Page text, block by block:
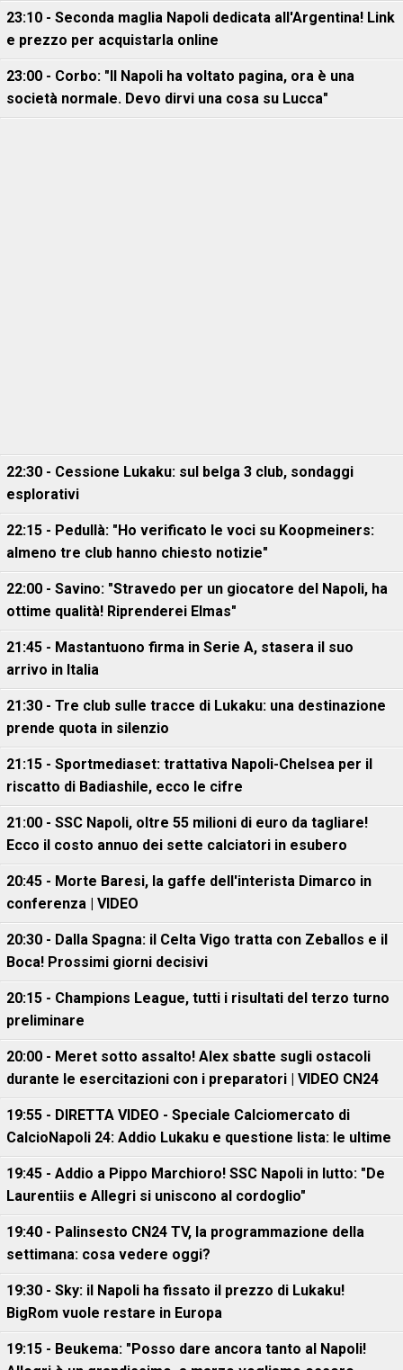
23:10 - Seconda maglia Napoli dedicata all'Argentina! Link
e prezzo per acquistarla online
23:00 - Corbo: "Il Napoli ha voltato pagina, ora è una
società normale. Devo dirvi una cosa su Lucca"
22:30 - Cessione Lukaku: sul belga 3 club, sondaggi
esplorativi
22:15 - Pedullà: "Ho verificato le voci su Koopmeiners:
almeno tre club hanno chiesto notizie"
22:00 - Savino: "Stravedo per un giocatore del Napoli, ha
ottime qualità! Riprenderei Elmas"
21:45 - Mastantuono firma in Serie A, stasera il suo
arrivo in Italia
21:30 - Tre club sulle tracce di Lukaku: una destinazione
prende quota in silenzio
21:15 - Sportmediaset: trattativa Napoli-Chelsea per il
riscatto di Badiashile, ecco le cifre
21:00 - SSC Napoli, oltre 55 milioni di euro da tagliare!
Ecco il costo annuo dei sette calciatori in esubero
20:45 - Morte Baresi, la gaffe dell'interista Dimarco in
conferenza | VIDEO
20:30 - Dalla Spagna: il Celta Vigo tratta con Zeballos e il
Boca! Prossimi giorni decisivi
20:15 - Champions League, tutti i risultati del terzo turno
preliminare
20:00 - Meret sotto assalto! Alex sbatte sugli ostacoli
durante le esercitazioni con i preparatori | VIDEO CN24
19:55 - DIRETTA VIDEO - Speciale Calciomercato di
CalcioNapoli 24: Addio Lukaku e questione lista: le ultime
19:45 - Addio a Pippo Marchioro! SSC Napoli in lutto: "De
Laurentiis e Allegri si uniscono al cordoglio"
19:40 - Palinsesto CN24 TV, la programmazione della
settimana: cosa vedere oggi?
19:30 - Sky: il Napoli ha fissato il prezzo di Lukaku!
BigRom vuole restare in Europa
19:15 - Beukema: "Posso dare ancora tanto al Napoli!